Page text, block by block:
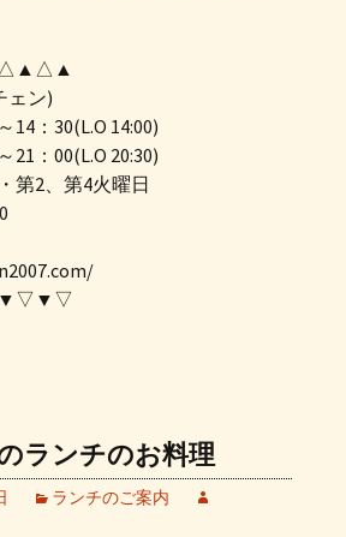
ェン)
：30(L.O 14:00)
21：00(L.O 20:30)
第2、第4火曜日
ランチのお料理
ランチのご案内